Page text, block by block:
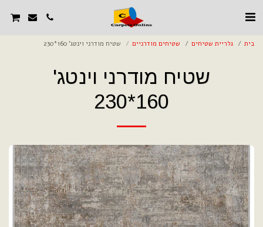
בית גלריית שטיחים שטיחים מודרניים שטיח מודרני וינטג' 160*230
שטיח מודרני וינטג'
160*230